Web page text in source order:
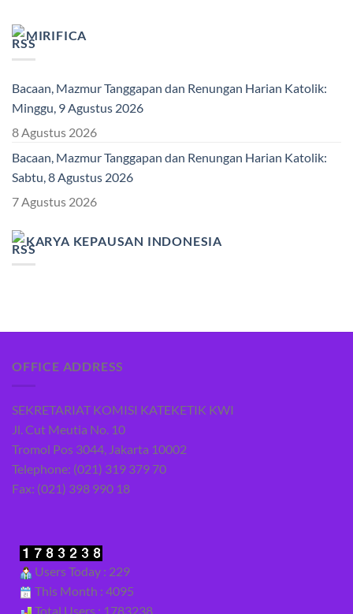
MIRIFICA
Bacaan, Mazmur Tanggapan dan Renungan Harian Katolik:
Minggu, 9 Agustus 2026
8 Agustus 2026
Bacaan, Mazmur Tanggapan dan Renungan Harian Katolik:
Sabtu, 8 Agustus 2026
7 Agustus 2026
KARYA KEPAUSAN INDONESIA
OFFICE ADDRESS
SEKRETARIAT KOMISI KATEKETIK KWI
Jl. Cut Meutia No. 10
Tromol Pos 3044, Jakarta 10002
Telephone: (021) 319 379 70
Fax: (021) 398 990 18
Users Today : 229
This Month : 4095
Total Users : 1783238